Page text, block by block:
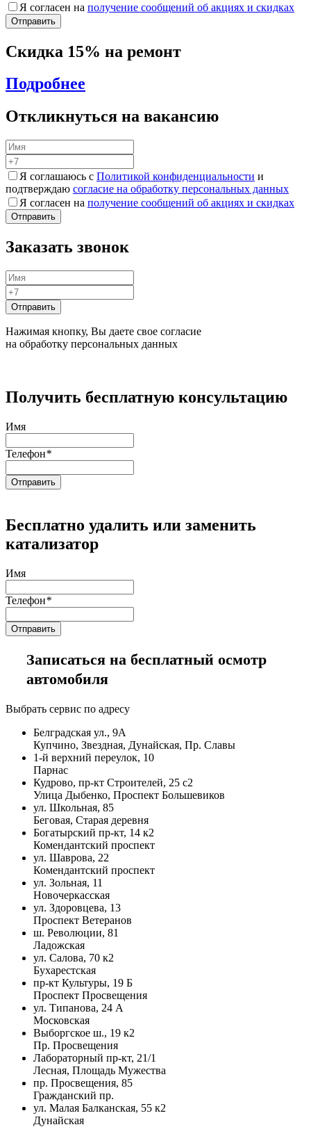
Я согласен на получение сообщений об акциях и скидках
Скидка 15% на ремонт
Подробнее
Откликнуться на вакансию
Я соглашаюсь с Политикой конфиденциальности и
подтверждаю согласие на обработку персональных данных
Я согласен на получение сообщений об акциях и скидках
Заказать звонок
Нажимая кнопку, Вы даете свое согласие
на обработку персональных данных
Получить бесплатную консультацию
Имя
Телефон*
Бесплатно удалить или заменить
катализатор
Имя
Телефон*
Записаться на бесплатный осмотр
автомобиля
Выбрать сервис по адресу
Белградская ул., 9А
Купчино, Звездная, Дунайская, Пр. Славы
1-й верхний переулок, 10
Парнас
Кудрово, пр-кт Строителей, 25 с2
Улица Дыбенко, Проспект Большевиков
ул. Школьная, 85
Беговая, Старая деревня
Богатырский пр-кт, 14 к2
Комендантский проспект
ул. Шаврова, 22
Комендантский проспект
ул. Зольная, 11
Новочеркасская
ул. Здоровцева, 13
Проспект Ветеранов
ш. Революции, 81
Ладожская
ул. Салова, 70 к2
Бухарестская
пр-кт Культуры, 19 Б
Проспект Просвещения
ул. Типанова, 24 А
Московская
Выборгское ш., 19 к2
Пр. Просвещения
Лабораторный пр-кт, 21/1
Лесная, Площадь Мужества
пр. Просвещения, 85
Гражданский пр.
ул. Малая Балканская, 55 к2
Дунайская